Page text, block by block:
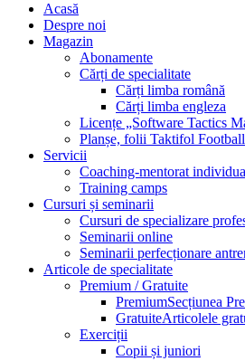
Acasă
Despre noi
Magazin
Abonamente
Cărți de specialitate
Cărți limba română
Cărți limba engleza
Licențe „Software Tactics
Planșe, folii Taktifol Football
Servicii
Coaching-mentorat
Training camps
Cursuri și seminarii
Cursuri de specializare
Seminarii online
Seminarii perfecționare
Articole de specialitate
Premium / Gratuite
PremiumSecțiunea
GratuiteArticolele
Exerciții
Copii și juniori